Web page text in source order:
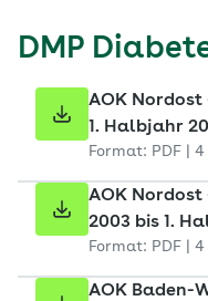
DMP
AOK
1. Halbjahr
Format: PDF | 4
AOK
2003 bis 1.
Format: PDF | 4
AOK Baden-